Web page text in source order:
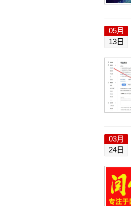
05月
13日
03月
24日